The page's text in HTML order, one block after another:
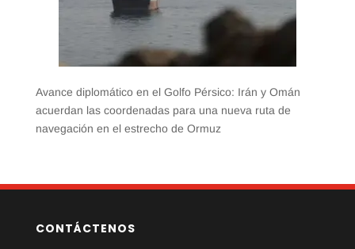
Avance diplomático en el Golfo Pérsico: Irán y Omán
acuerdan las coordenadas para una nueva ruta de
navegación en el estrecho de Ormuz
CONTÁCTENOS